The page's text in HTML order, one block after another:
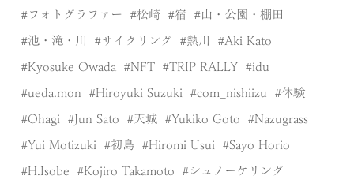
フォトグラファー 松崎 宿 山・公園・棚田
池・滝・川 サイクリング 熱川 Aki Kato
Kyosuke Owada NFT TRIP RALLY idu
ueda.mon Hiroyuki Suzuki com_nishiizu 体験
Ohagi Jun Sato 天城 Yukiko Goto Nazugrass
Yui Motizuki 初島 Hiromi Usui Sayo Horio
H.Isobe Kojiro Takamoto シュノーケリング